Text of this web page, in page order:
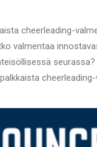
cheerleading-
valmentaa